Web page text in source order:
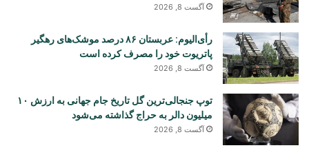
آگست 8, 2026
رأی‌الیوم: عربستان ۸۶ درصد موشک‌های رهگیر
پاتریوت خود را مصرف کرده است
آگست 8, 2026
توپ جنجالی‌ترین گل تاریخ جام جهانی به ارزش ۱۰
میلیون دالر به حراج گذاشته می‌شود
آگست 8, 2026